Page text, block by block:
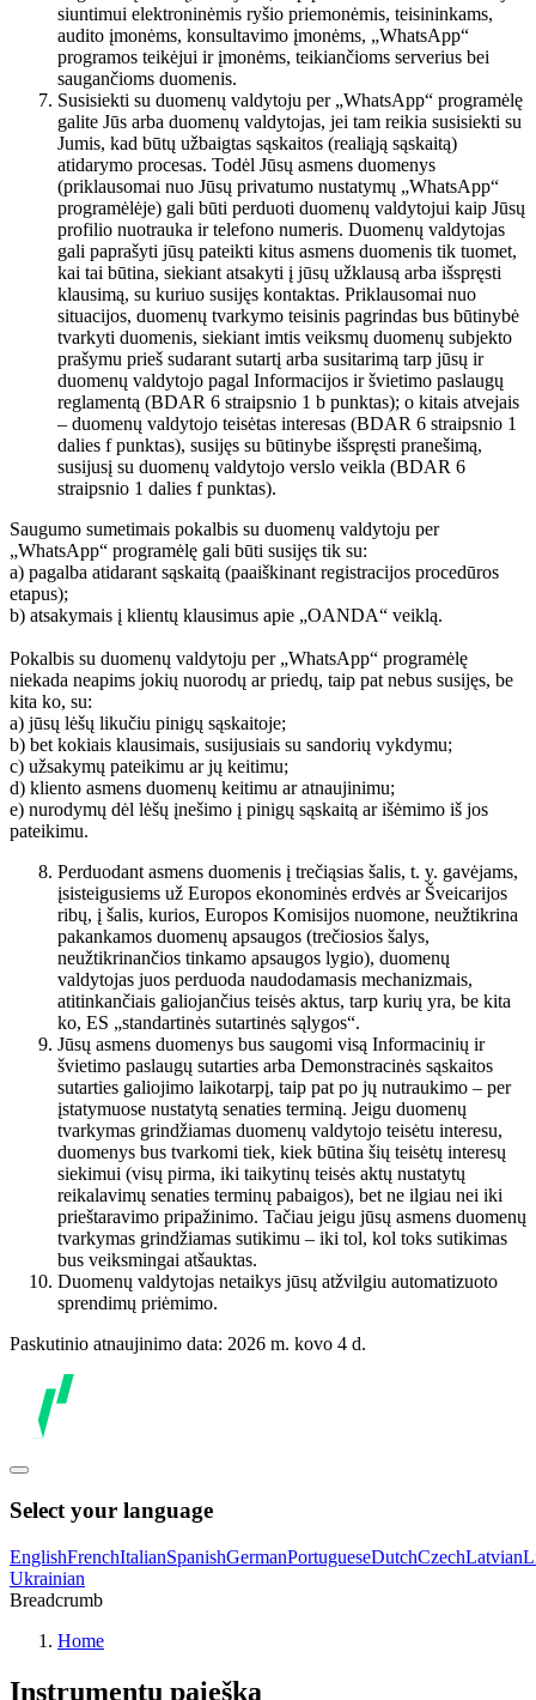
siuntimui elektroninėmis ryšio priemonėmis, teisininkams,
audito įmonėms, konsultavimo įmonėms, „WhatsApp“
programos teikėjui ir įmonėms, teikiančioms serverius bei
saugančioms duomenis.
Susisiekti su duomenų valdytoju per „WhatsApp“ programėlę
galite Jūs arba duomenų valdytojas, jei tam reikia susisiekti su
Jumis, kad būtų užbaigtas sąskaitos (realiąją sąskaitą)
atidarymo procesas. Todėl Jūsų asmens duomenys
(priklausomai nuo Jūsų privatumo nustatymų „WhatsApp“
programėlėje) gali būti perduoti duomenų valdytojui kaip Jūsų
profilio nuotrauka ir telefono numeris. Duomenų valdytojas
gali paprašyti jūsų pateikti kitus asmens duomenis tik tuomet,
kai tai būtina, siekiant atsakyti į jūsų užklausą arba išspręsti
klausimą, su kuriuo susijęs kontaktas. Priklausomai nuo
situacijos, duomenų tvarkymo teisinis pagrindas bus būtinybė
tvarkyti duomenis, siekiant imtis veiksmų duomenų subjekto
prašymu prieš sudarant sutartį arba susitarimą tarp jūsų ir
duomenų valdytojo pagal Informacijos ir švietimo paslaugų
reglamentą (BDAR 6 straipsnio 1 b punktas); o kitais atvejais
– duomenų valdytojo teisėtas interesas (BDAR 6 straipsnio 1
dalies f punktas), susijęs su būtinybe išspręsti pranešimą,
susijusį su duomenų valdytojo verslo veikla (BDAR 6
straipsnio 1 dalies f punktas).
Saugumo sumetimais pokalbis su duomenų valdytoju per
„WhatsApp“ programėlę gali būti susijęs tik su:
a) pagalba atidarant sąskaitą (paaiškinant registracijos procedūros
etapus);
b) atsakymais į klientų klausimus apie „OANDA“ veiklą.
Pokalbis su duomenų valdytoju per „WhatsApp“ programėlę
niekada neapims jokių nuorodų ar priedų, taip pat nebus susijęs, be
kita ko, su:
a) jūsų lėšų likučiu pinigų sąskaitoje;
b) bet kokiais klausimais, susijusiais su sandorių vykdymu;
c) užsakymų pateikimu ar jų keitimu;
d) kliento asmens duomenų keitimu ar atnaujinimu;
e) nurodymų dėl lėšų įnešimo į pinigų sąskaitą ar išėmimo iš jos
pateikimu.
Perduodant asmens duomenis į trečiąsias šalis, t. y. gavėjams,
įsisteigusiems už Europos ekonominės erdvės ar Šveicarijos
ribų, į šalis, kurios, Europos Komisijos nuomone, neužtikrina
pakankamos duomenų apsaugos (trečiosios šalys,
neužtikrinančios tinkamo apsaugos lygio), duomenų
valdytojas juos perduoda naudodamasis mechanizmais,
atitinkančiais galiojančius teisės aktus, tarp kurių yra, be kita
ko, ES „standartinės sutartinės sąlygos“.
Jūsų asmens duomenys bus saugomi visą Informacinių ir
švietimo paslaugų sutarties arba Demonstracinės sąskaitos
sutarties galiojimo laikotarpį, taip pat po jų nutraukimo – per
įstatymuose nustatytą senaties terminą. Jeigu duomenų
tvarkymas grindžiamas duomenų valdytojo teisėtu interesu,
duomenys bus tvarkomi tiek, kiek būtina šių teisėtų interesų
siekimui (visų pirma, iki taikytinų teisės aktų nustatytų
reikalavimų senaties terminų pabaigos), bet ne ilgiau nei iki
prieštaravimo pripažinimo. Tačiau jeigu jūsų asmens duomenų
tvarkymas grindžiamas sutikimu – iki tol, kol toks sutikimas
bus veiksmingai atšauktas.
Duomenų valdytojas netaikys jūsų atžvilgiu automatizuoto
sprendimų priėmimo.
Paskutinio atnaujinimo data: 2026 m. kovo 4 d.
Select your language
EnglishFrenchItalianSpanishGermanPortugueseDutchCzechLatvian
Ukrainian
Breadcrumb
Home
Instrumentų paieška